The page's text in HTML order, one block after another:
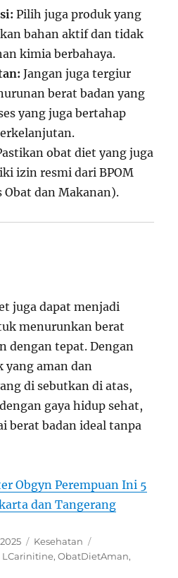
Pilih juga produk yang
bahan aktif dan tidak
kimia berbahaya.
Jangan juga tergiur
berat badan yang
yang juga bertahap
obat diet yang juga
izin resmi dari BPOM
Obat dan Makanan).
juga dapat menjadi
menurunkan berat
dengan tepat. Dengan
yang aman dan
di sebutkan di atas,
gaya hidup sehat,
berat badan ideal tanpa
Obgyn Perempuan Ini 5
dan Tangerang
Categories
Kesehatan
LCarinitine,ObatDietAman,